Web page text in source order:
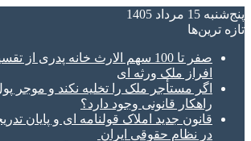
پنج‌شنبه 15 مرداد 1405
تازه‌ ترین‌ها
صفر تا 100 سهم الارث خانه پدری
افراز ملک ورثه ای
اگر مستأجر ملک را تخلیه نکند و موجر
راهکار قانونی وجود دارد؟
قانون جدید املاک قولنامه ای و پایان
در نظام حقوقی ایران